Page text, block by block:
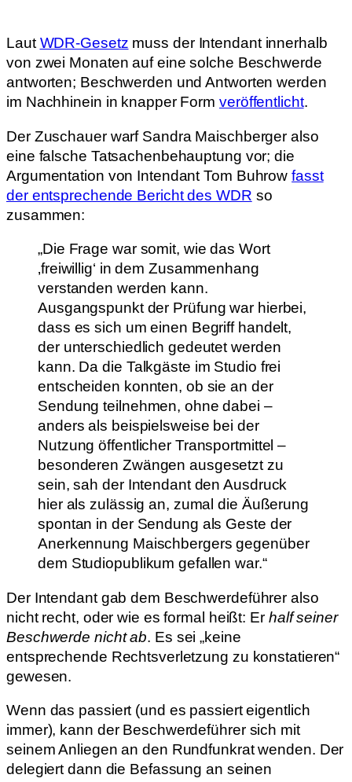
LautWDR-Gesetz muss der Intendant innerhalb
von zwei Monaten auf eine solche Beschwerde
antworten; Beschwerden und Antworten werden
im Nachhinein in knapper Form veröffentlicht.
Der Zuschauer warf Sandra Maischberger also
eine falsche Tatsachenbehauptung vor; die
Argumentation von Intendant Tom Buhrowfasst
der entsprechende Bericht des WDR so
zusammen:
„Die Frage war somit, wie das Wort
‚freiwillig‘ in dem Zusammenhang
verstanden werden kann.
Ausgangspunkt der Prüfung war hierbei,
dass es sich um einen Begriff handelt,
der unterschiedlich gedeutet werden
kann. Da die Talkgäste im Studio frei
entscheiden konnten, ob sie an der
Sendung teilnehmen, ohne dabei –
anders als beispielsweise bei der
Nutzung öffentlicher Transportmittel –
besonderen Zwängen ausgesetzt zu
sein, sah der Intendant den Ausdruck
hier als zulässig an, zumal die Äußerung
spontan in der Sendung als Geste der
Anerkennung Maischbergers gegenüber
dem Studiopublikum gefallen war.“
Der Intendant gab dem Beschwerdeführer also
nicht recht, oder wie es formal heißt: Er half seiner
Beschwerde nicht ab. Es sei „keine
entsprechende Rechtsverletzung zu konstatieren“
gewesen.
Wenn das passiert (und es passiert eigentlich
immer), kann der Beschwerdeführer sich mit
seinem Anliegen an den Rundfunkrat wenden. Der
delegiert dann die Befassung an seinen